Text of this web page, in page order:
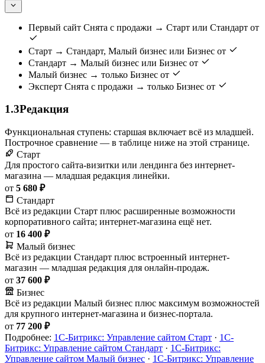
Первый сайт Снята с продажи → Старт или Стандарт от
Старт → Стандарт, Малый бизнес или Бизнес от
Стандарт → Малый бизнес или Бизнес от
Малый бизнес → только Бизнес от
Эксперт Снята с продажи → только Бизнес от
1.3Редакция
Функциональная ступень: старшая включает всё из младшей.
Построчное сравнение — в таблице ниже на этой странице.
Старт
Для простого сайта-визитки или лендинга без интернет-
магазина — младшая редакция линейки.
от 5 680 ₽
Стандарт
Всё из редакции Старт плюс расширенные возможности
корпоративного сайта; интернет-магазина ещё нет.
от 16 400 ₽
Малый бизнес
Всё из редакции Стандарт плюс встроенный интернет-
магазин — младшая редакция для онлайн-продаж.
от 37 600 ₽
Бизнес
Всё из редакции Малый бизнес плюс максимум возможностей
для крупного интернет-магазина и бизнес-портала.
от 77 200 ₽
Подробнее: 1С-Битрикс: Управление сайтом Старт · 1С-
Битрикс: Управление сайтом Стандарт · 1С-Битрикс:
Управление сайтом Малый бизнес · 1С-Битрикс: Управление